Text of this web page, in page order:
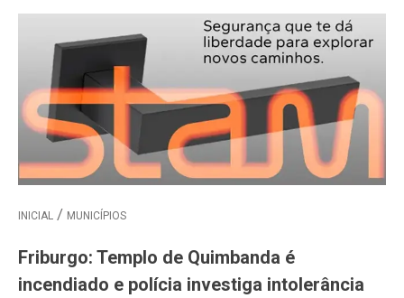
INICIAL MUNICÍPIOS
Friburgo: Templo de Quimbanda é
incendiado e polícia investiga intolerância